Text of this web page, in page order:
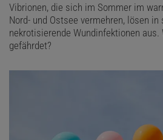
Vibrionen, die sich im Sommer im
Nord- und Ostsee vermehren, lösen in
nekrotisierende Wundinfektionen
gefährdet?